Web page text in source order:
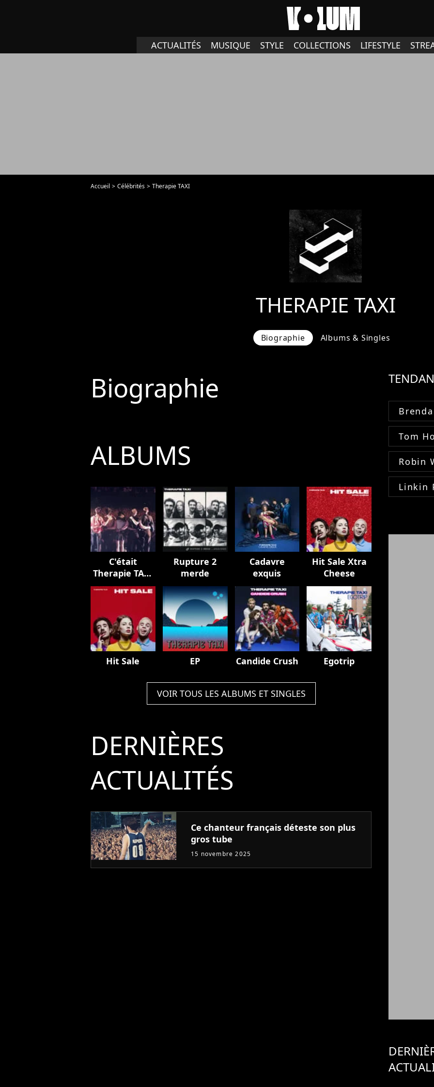
ACTUALITÉS MUSIQUE STYLE COLLECTIONS LIFESTYLE
Accueil Célébrités Therapie TAXI
THERAPIE TAXI
Biographie Albums & Singles
Biographie
ALBUMS
C'était
Therapie TAXI
pour vous
servir - Live à
Rupture 2
merde
Cadavre
exquis
Hit Sale Xtra
Cheese
Hit Sale EP Candide Crush Egotrip
VOIR TOUS LES ALBUMS ET SINGLES
DERNIÈRES
ACTUALITÉS
Ce chanteur français déteste son plus
gros tube
15 novembre 2025
Tom
Robin
Linkin